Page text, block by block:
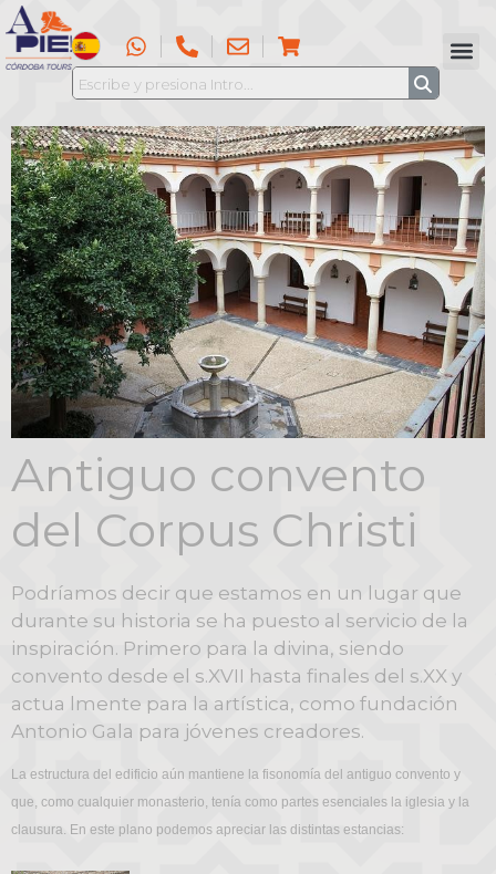
Antiguo convento
del Corpus Christi
Podríamos decir que estamos en un lugar que
durante su historia se ha puesto al servicio de la
inspiración. Primero para la divina, siendo
convento desde el s.XVII hasta finales del s.XX y
actua lmente para la artística, como fundación
Antonio Gala para jóvenes creadores.
La estructura del edificio aún mantiene la fisonomía del antiguo convento y
que, como cualquier monasterio, tenía como partes esenciales la iglesia y la
clausura. En este plano podemos apreciar las distintas estancias: